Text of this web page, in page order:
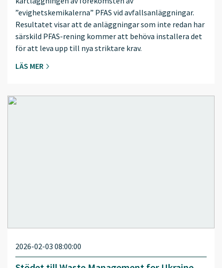
”evighetskemikalerna” PFAS vid avfallsanläggningar.
Resultatet visar att de anläggningar som inte redan har
särskild PFAS-rening kommer att behöva installera det
för att leva upp till nya striktare krav.
LÄS MER
2026-02-03 08:00:00